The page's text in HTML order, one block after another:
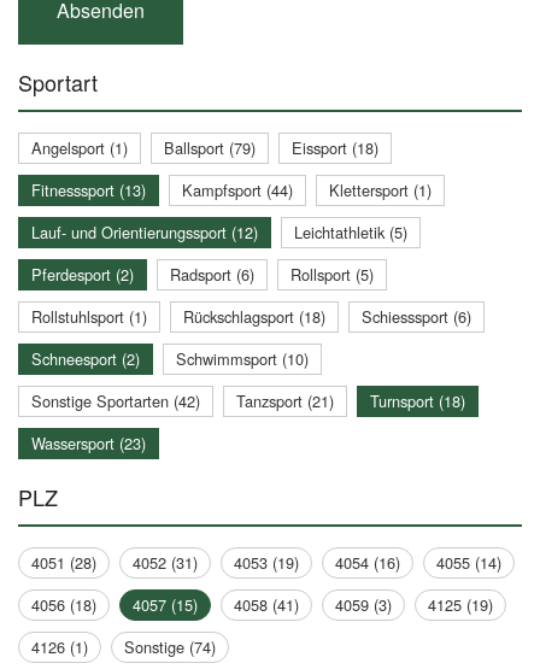
Sportart
Angelsport (1) Ballsport (79)
Eissport (18)
Fitnesssport (13)
Kampfsport (44)
Klettersport (1)
Lauf- und Orientierungssport (12)
Leichtathletik (5)
Pferdesport (2)
Radsport (6)
Rollsport (5)
Rollstuhlsport (1)
Rückschlagsport (18)
Schiesssport (6)
Schneesport (2)
Schwimmsport (10)
Sonstige Sportarten (42)
Tanzsport (21)
Turnsport (18)
Wassersport (23)
PLZ
4051 (28) 4052 (31) 4053 (19) 4054 (16)
4055 (14)
4056 (18)
4057 (15) 4058 (41) 4059 (3)
4125 (19)
4126 (1)
Sonstige (74)